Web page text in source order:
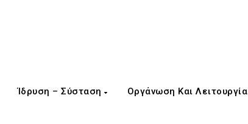
Ίδρυση – Σύσταση Οργάνωση Και Λειτουργία